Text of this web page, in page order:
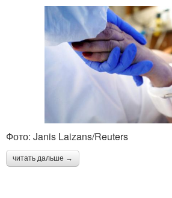
Фото: Janis Laizans/Reuters
читать дальше →